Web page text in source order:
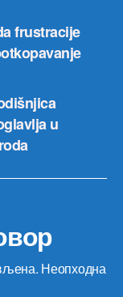
frustracije
u
Неопходна